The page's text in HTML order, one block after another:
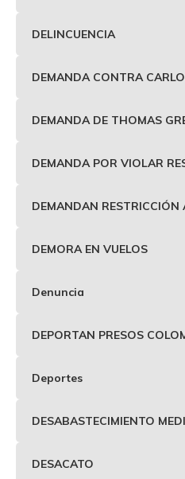
DELINCUENCIA
DEMANDA CONTRA
DEMANDA DE THOMAS
DEMANDA POR VIOLAR
DEMANDAN RESTRICCIÓN
DEMORA EN VUELOS
Denuncia
DEPORTAN PRESOS
Deportes
DESABASTECIMIENTO
DESACATO